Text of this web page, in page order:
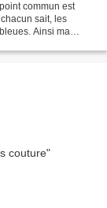
commun est
sait, les
Ainsi ma